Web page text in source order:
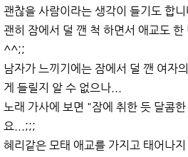
괜찮을 사람이라는 생각이 들기도 합
괜히 잠에서 덜 깬 척 하면서 애교도
^^;;
남자가 느끼기에는 잠에서 덜 깬 여자
게 들릴지 알 수 없으나...
노래 가사에 보면 "잠에 취한 듯 달콤
요...;;;
혜리같은 모태 애교를 가지고 태어나